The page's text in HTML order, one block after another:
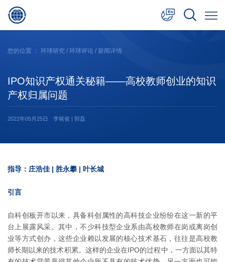
日本語
您的位置 ： 环球研究 / 环球评论 / 新闻详情
IPO知识产权通关秘籍——高校教师创业的知识
产权归属问题
2022年05月25日 李铭俊 | 郭磊
指导：庄浩佳 | 胜永攀 | 叶长城
引言
自科创板开市以来，具备科创属性的高科技企业纷纷在这一新的平
台上展露风采。其中，不少科技型企业系由高校教师在岗或离岗创
业等方式创办，这些企业赖以发展的核心技术基石，往往是高校教
师长期以来的技术积累。这样的企业在IPO的过程中，一方面以其特